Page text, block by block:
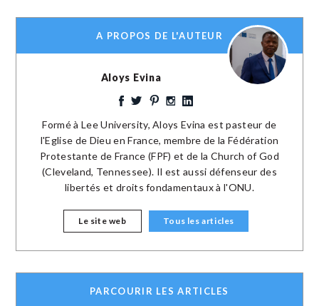
A PROPOS DE L'AUTEUR
Aloys Evina
Formé à Lee University, Aloys Evina est pasteur de
l'Eglise de Dieu en France, membre de la Fédération
Protestante de France (FPF) et de la Church of God
(Cleveland, Tennessee). Il est aussi défenseur des
libertés et droits fondamentaux à l'ONU.
Le site web Tous les articles
PARCOURIR LES ARTICLES